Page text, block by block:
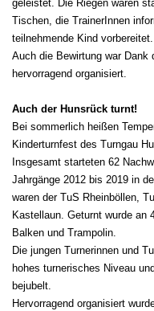
geleistet. Die Riegen waren
Tischen, die TrainerInnen
teilnehmende Kind vorbereitet.
Auch die Bewirtung war Dank
hervorragend organisiert.
Auch der Hunsrück turnt!
Bei sommerlich heißen
Kinderturnfest des Turngau
Insgesamt starteten 62
Jahrgänge 2012 bis 2019 in
waren der TuS Rheinböllen,
Kastellaun. Geturnt wurde an
Balken und Trampolin.
Die jungen Turnerinnen und
hohes turnerisches Niveau
bejubelt.
Hervorragend organisiert